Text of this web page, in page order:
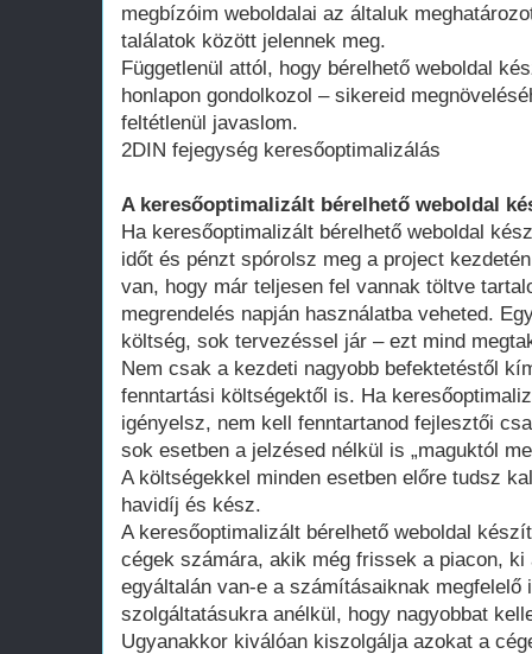
megbízóim weboldalai az általuk
találatok között jelennek meg.
Függetlenül attól, hogy bérelhető weboldal
honlapon gondolkozol – sikereid
feltétlenül javaslom.
2DIN fejegység keresőoptimalizálás
A keresőoptimalizált bérelhető weboldal
Ha keresőoptimalizált bérelhető weboldal
időt és pénzt spórolsz meg a project
van, hogy már teljesen fel vannak töltve
megrendelés napján használatba veheted.
költség, sok tervezéssel jár – ezt mind
Nem csak a kezdeti nagyobb befektetéstől
fenntartási költségektől is. Ha
igényelsz, nem kell fenntartanod fejlesztői
sok esetben a jelzésed nélkül is „maguktól
A költségekkel minden esetben előre tudsz
havidíj és kész.
A keresőoptimalizált bérelhető weboldal
cégek számára, akik még frissek a piacon, ki
egyáltalán van-e a számításaiknak megfelelő
szolgáltatásukra anélkül, hogy nagyobbat
Ugyanakkor kiválóan kiszolgálja azokat a